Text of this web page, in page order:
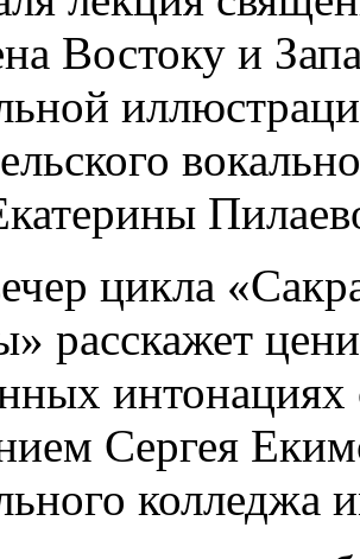
Востоку и
цикла
расскажет
Сергея
колледжа